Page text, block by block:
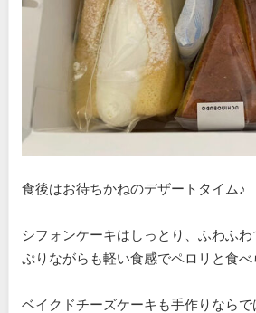
食後はお待ちかねのデザートタイム♪
シフォンケーキはしっとり、ふわふ
ぷりながらも軽い食感でペロリと食べ
ベイクドチーズケーキも手作りならで